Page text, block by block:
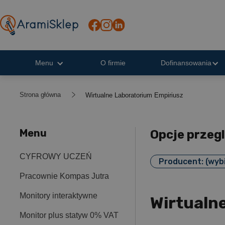
Menu O firmie Dofinansowania
Strona główna Wirtualne Laboratorium Empiriusz
Menu
CYFROWY UCZEŃ
Pracownie Kompas Jutra
Monitory interaktywne
Monitor plus statyw 0% VAT
Opcje
Producent: